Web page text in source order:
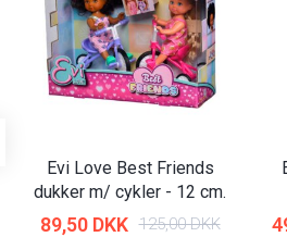
Evi Love Best Friends
dukker m/ cykler - 12 cm.
89,50 DKK 125,00 DKK